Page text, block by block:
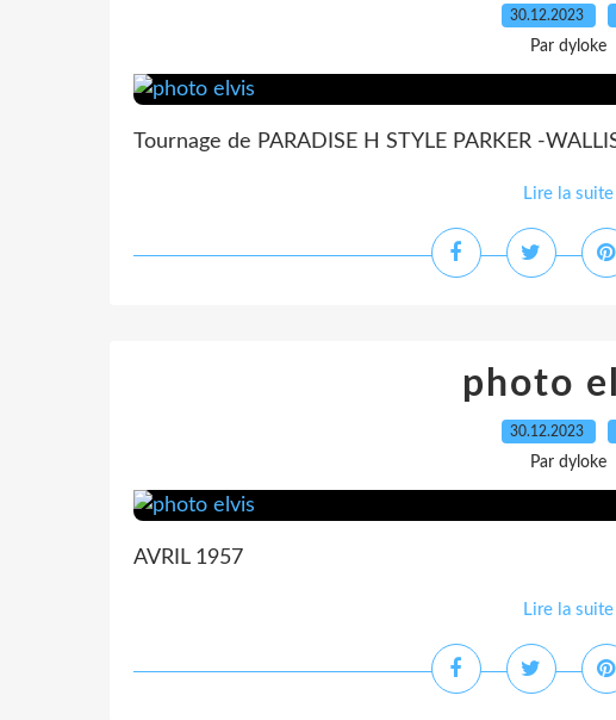
30.12.2023
Par dyloke
Tournage de PARADISE H STYLE PARKER -
Lire la suite
photo
30.12.2023
Par dyloke
AVRIL 1957
Lire la suite